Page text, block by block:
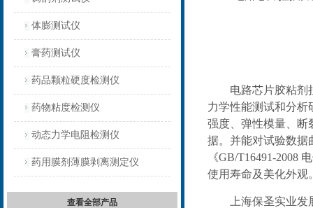
体膨测试仪
膏药测试仪
药品颗粒硬度检测仪
药物粘度检测仪
动态力学电阻检测仪
药用膜剂薄膜剥离测定仪
查看全部产品
电路芯片胶粘剂
力学性能测试和分析
强度、弹性模量、断
据。并能对试验数据
《GB/T16491-2008
使用寿命及美化外观
上海保圣实业